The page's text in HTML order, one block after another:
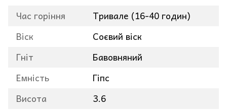
Час горіння
Тривале (16-40 годин)
Віск
Соєвий віск
Гніт
Бавовняний
Емність
Гіпс
Висота
3.6